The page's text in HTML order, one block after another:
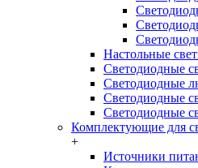
Настольные
Светодиодные
Светодиодные
Светодиодные
Светодиодные
Комплектующие для
+
Источники